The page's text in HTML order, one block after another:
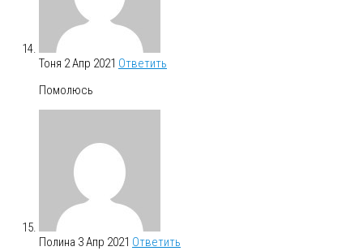
Тоня 2 Апр 2021 Ответить
Помолюсь
Полина 3 Апр 2021 Ответить